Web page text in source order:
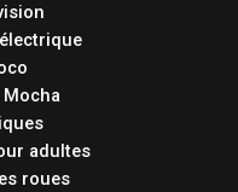
adultes
roues